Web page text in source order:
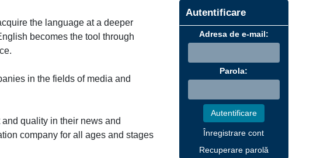
the language at a deeper
becomes the tool through
in the fields of media and
quality in their news and
company for all ages and stages
Autentificare
Adresa de e-mail:
Parola:
Înregistrare cont
Recuperare parolă